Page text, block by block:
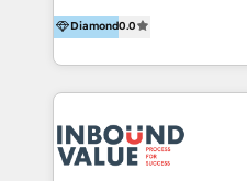
ーコードテーマテンプレートを独
ざまな課題やニーズに対し
『最適なハブ』になります。 ーーーーーーーーーーー
ーーーーーーーーーーーー
化し、WEB制作や広告運用
ら、インサイドセールスや
まで支援しています。 「
るプロジェクト参加型の支
BPO・実務まで幅広いご支援が可
年に国内初のBtoB営業DX
Diamond0.0